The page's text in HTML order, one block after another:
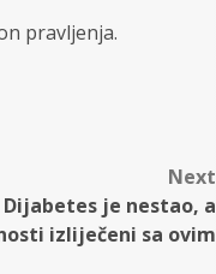
pravljenja.
Next
Dijabetes je nestao, a
izliječeni sa ovim